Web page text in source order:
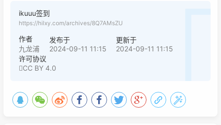
ikuuu签到
https://hilxy.com/archives/8Q7AMsZU
作者
九龙浦
发布于
2024-09-11 11:15
更新于
2024-09-11 11:15
许可协议
CC BY 4.0